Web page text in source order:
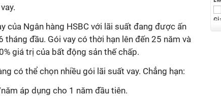
của Ngân hàng HSBC với lãi suất đang được ấn
tháng đầu. Gói vay có thời hạn lên đến 25 năm và
giá trị của bất động sản thế chấp.
có thể chọn nhiều gói lãi suất vay. Chẳng hạn:
năm áp dụng cho 1 năm đầu tiên.